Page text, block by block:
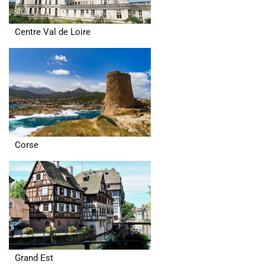
Centre Val de Loire
Corse
Grand Est